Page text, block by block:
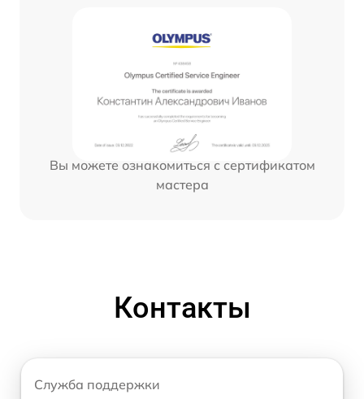
Вы можете ознакомиться с сертификатом
мастера
Контакты
Служба поддержки